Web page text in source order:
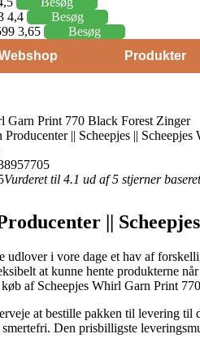
4,4
Besøg
3,65
Besøg
Produkter
Garn Print 770 Black Forest Zinger
Producenter || Scheepjes || Scheepjes
Vurderet til 4.1 ud af 5 stjerner
||
udlover i vore dage et hav af
at kunne hente produkterne
af Scheepjes Whirl Garn Print
at bestille pakken til levering
Den prisbilligste